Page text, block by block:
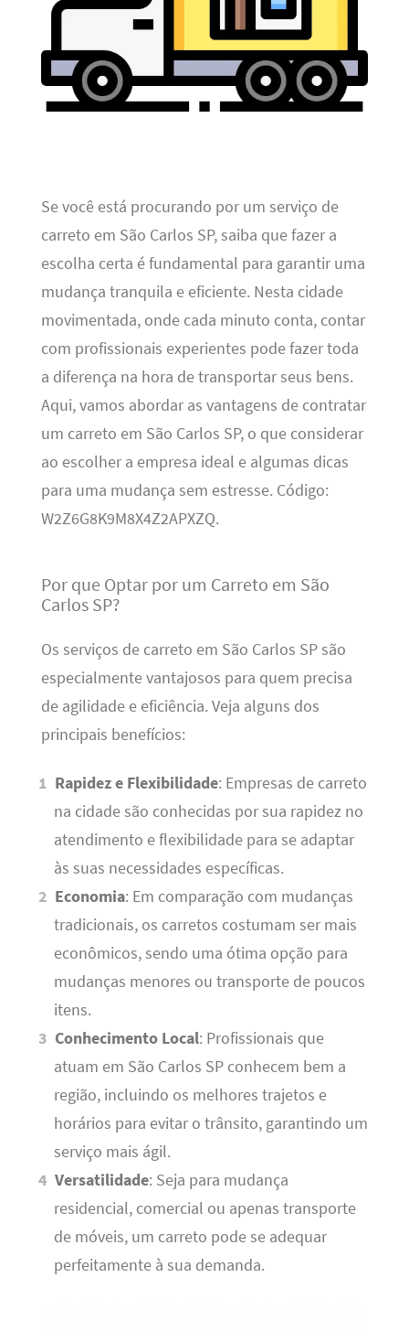
Se você está procurando por um serviço de
carreto em São Carlos SP, saiba que fazer a
escolha certa é fundamental para garantir uma
mudança tranquila e eficiente. Nesta cidade
movimentada, onde cada minuto conta, contar
com profissionais experientes pode fazer toda
a diferença na hora de transportar seus bens.
Aqui, vamos abordar as vantagens de contratar
um carreto em São Carlos SP, o que considerar
ao escolher a empresa ideal e algumas dicas
para uma mudança sem estresse. Código:
W2Z6G8K9M8X4Z2APXZQ.
Por que Optar por um Carreto em São
Carlos SP?
Os serviços de carreto em São Carlos SP são
especialmente vantajosos para quem precisa
de agilidade e eficiência. Veja alguns dos
principais benefícios:
Rapidez e Flexibilidade: Empresas de carreto
na cidade são conhecidas por sua rapidez no
atendimento e flexibilidade para se adaptar
às suas necessidades específicas.
Economia: Em comparação com mudanças
tradicionais, os carretos costumam ser mais
econômicos, sendo uma ótima opção para
mudanças menores ou transporte de poucos
itens.
Conhecimento Local: Profissionais que
atuam em São Carlos SP conhecem bem a
região, incluindo os melhores trajetos e
horários para evitar o trânsito, garantindo um
serviço mais ágil.
Versatilidade: Seja para mudança
residencial, comercial ou apenas transporte
de móveis, um carreto pode se adequar
perfeitamente à sua demanda.